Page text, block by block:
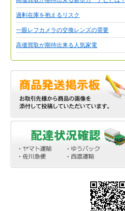
過剰在庫を抱えるリスク
一眼レフカメラの交換レンズの需要
高価買取が期待出来る人気家電